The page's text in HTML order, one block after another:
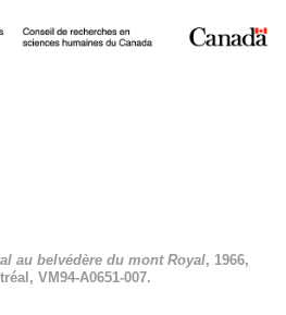
au belvédère du mont Royal, 1966,
VM94-A0651-007.